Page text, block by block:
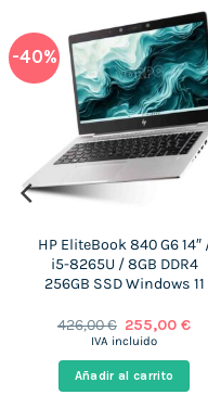
-40%
HP EliteBook 840 G6 14″
i5-8265U / 8GB DDR4
256GB SSD Windows 11
426,00€ El
precio
era:
426,00 €.
255,00€El
IVA incluido
Añadir al carrito